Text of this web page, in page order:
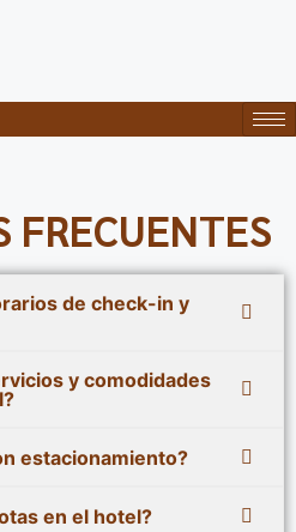
FRECUENTES
de check-in y
y comodidades
estacionamiento?
en el hotel?